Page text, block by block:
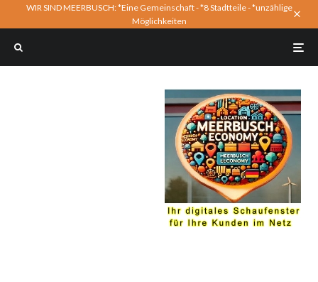
WIR SIND MEERBUSCH: *Eine Gemeinschaft - *8 Stadtteile - *unzählige
Möglichkeiten